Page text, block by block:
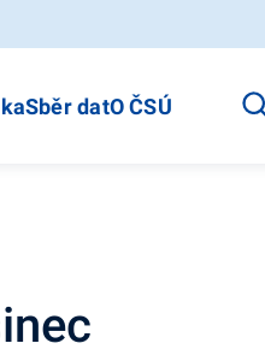
Sběr datO ČSÚ